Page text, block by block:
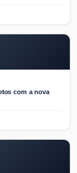
com a nova